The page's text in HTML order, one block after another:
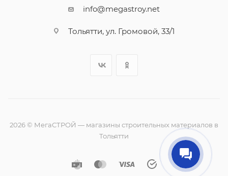
info@megastroy.net
Тольятти, ул. Громовой, 33/1
2026 © МегаСТРОЙ — магазины строительных материалов в
Тольятти